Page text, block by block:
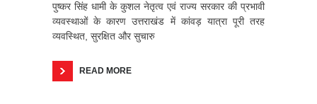
पुष्कर सिंह धामी के कुशल नेतृत्व एवं राज्य सरकार की प्रभावी
व्यवस्थाओं के कारण उत्तराखंड में कांवड़ यात्रा पूरी तरह
व्यवस्थित, सुरक्षित और सुचारु
READ MORE